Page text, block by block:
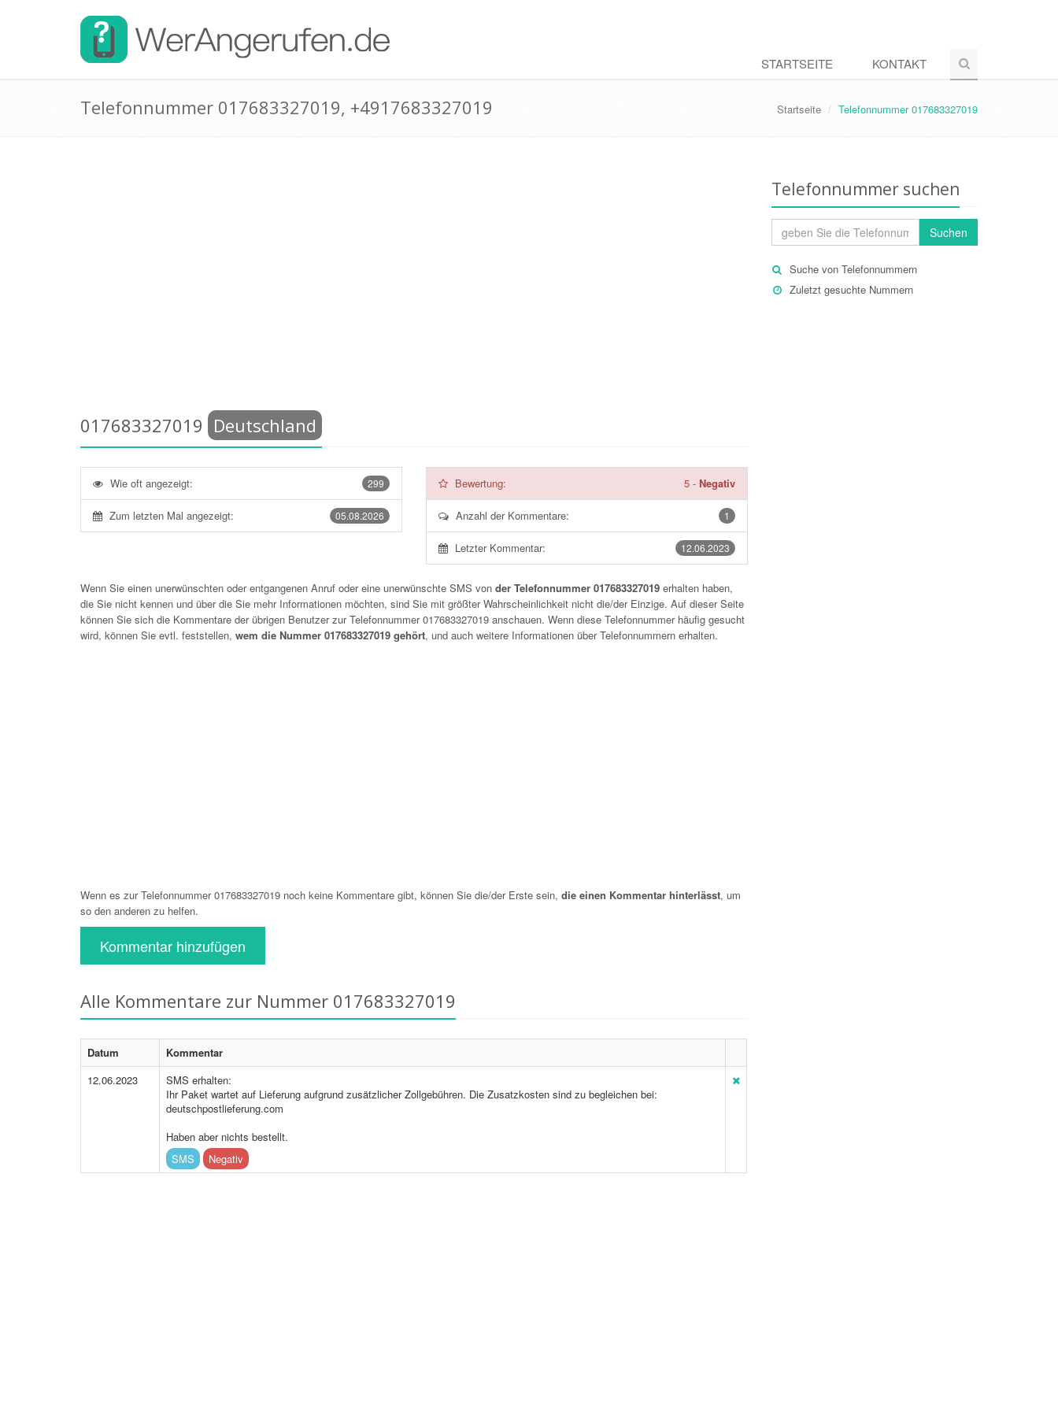
STARTSEITE KONTAKT
Telefonnummer 017683327019, +4917683327019 Startseite Telefonnummer 017683327019
017683327019 Deutschland
299
Wie oft angezeigt:
05.08.2026
Zum letzten Mal angezeigt:
Bewertung: 5- Negativ
1
Anzahl der Kommentare:
12.06.2023
Letzter Kommentar:
Wenn Sie einen unerwünschten oder entgangenen Anruf oder eine unerwünschte SMS von der Telefonnummer 017683327019 erhalten haben,
die Sie nicht kennen und über die Sie mehr Informationen möchten, sind Sie mit größter Wahrscheinlichkeit nicht die/der Einzige. Auf dieser Seite
können Sie sich die Kommentare der übrigen Benutzer zur Telefonnummer017683327019 anschauen. Wenn diese Telefonnummer häufig gesucht
wird, können Sie evtl. feststellen, wem die Nummer 017683327019 gehört, und auch weitere Informationen über Telefonnummern erhalten.
Wenn es zur Telefonnummer 017683327019 noch keine Kommentare gibt, können Sie die/der Erste sein, die einen Kommentar hinterlässt, um
so den anderen zu helfen.
Kommentar hinzufügen
Alle Kommentare zur Nummer 017683327019
Datum
Kommentar
12.06.2023
SMS erhalten:
Ihr Paket wartet auf Lieferung aufgrund zusätzlicher Zollgebühren. Die Zusatzkosten sind zu begleichen bei:
deutschpostlieferung.com
Haben aber nichts bestellt.
SMS
Negativ
Telefonnummer suchen
Suchen
Suche von Telefonnummern
Zuletzt gesuchte Nummern